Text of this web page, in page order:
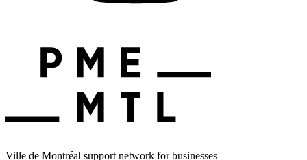
Ville de Montréal support network for businesses